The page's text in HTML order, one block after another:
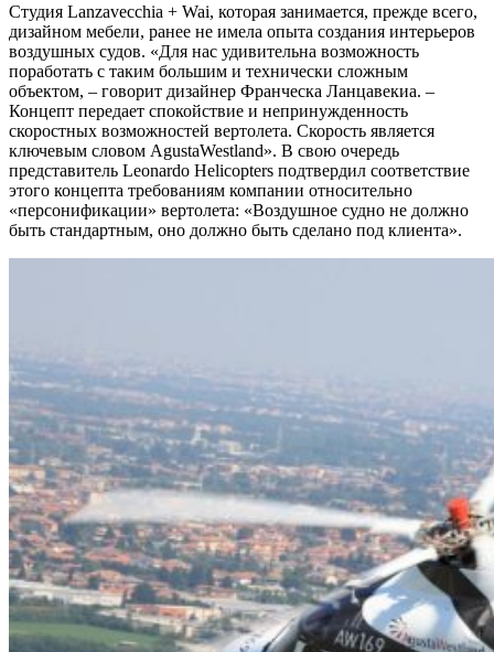
Студия Lanzavecchia + Wai, которая занимается, прежде всего,
дизайном мебели, ранее не имела опыта создания интерьеров
воздушных судов. «Для нас удивительна возможность
поработать с таким большим и технически сложным
объектом, – говорит дизайнер Франческа Ланцавекиа. –
Концепт передает спокойствие и непринужденность
скоростных возможностей вертолета. Скорость является
ключевым словом AgustaWestland». В свою очередь
представитель Leonardo Helicopters подтвердил соответствие
этого концепта требованиям компании относительно
«персонификации» вертолета: «Воздушное судно не должно
быть стандартным, оно должно быть сделано под клиента».